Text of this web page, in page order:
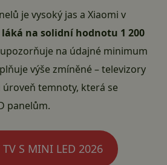
je vysoký jas a Xiaomi v
láká na solidní hodnotu 1 200
na údajné minimum
výše zmíněné – televizory
temnoty, která se
panelům.
TV S MINI LED 2026